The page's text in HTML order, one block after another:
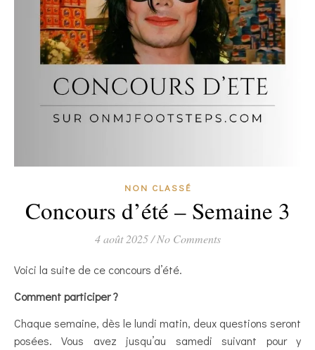
NON CLASSÉ
Concours d’été – Semaine 3
4 août 2025 / No Comments
Voici la suite de ce concours d’été.
Comment participer ?
Chaque semaine, dès le lundi matin, deux questions seront
posées. Vous avez jusqu’au samedi suivant pour y